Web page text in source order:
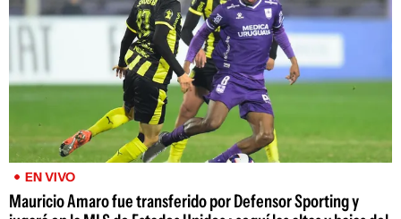
EN VIVO
Mauricio Amaro fue transferido por Defensor Sporting y